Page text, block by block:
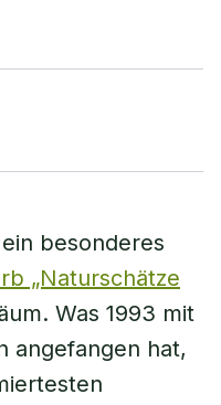
besonderes
„Naturschätze
Was 1993 mit
angefangen hat,